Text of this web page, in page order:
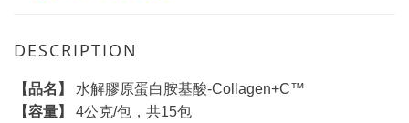
DESCRIPTION
【品名】 水解膠原蛋白胺基酸-Collagen+C™
【容量】 4公克/包，共15包